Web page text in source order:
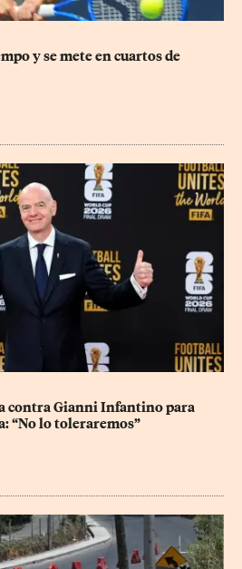
y se mete en cuartos de
contra Gianni Infantino para
“No lo toleraremos”